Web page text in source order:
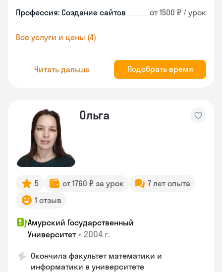
Профессия: Создание сайтов от 1500 ₽ / урок
Все услуги и цены (4)
Читать дальше Подобрать время
Ольга
5 от 1760 ₽ за урок
7 лет опыта
1 отзыв
Амурский Государственный
Университет • 2004 г.
Окончила факультет математики и
информатики в университете